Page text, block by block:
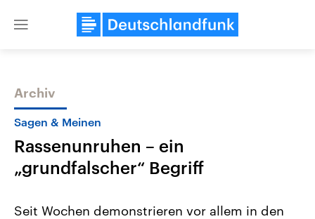
Close
Themen
Archiv
Sagen & Meinen
Rassenunruhen – ein
„grundfalscher“ Begriff
Seit Wochen demonstrieren vor allem in den